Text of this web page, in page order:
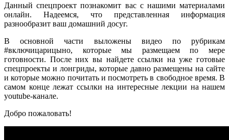
Данный спецпроект познакомит вас с нашими материалами
онлайн. Надеемся, что представленная информация
разнообразит ваш домашний досуг.
В основной части выложены видео по рубрикам
#включицарицыно, которые мы размещаем по мере
готовности. После них вы найдете ссылки на уже готовые
спецпроекты и лонгриды, которые давно размещены на сайте
и которые можно почитать и посмотреть в свободное время. В
самом конце лежат ссылки на интересные лекции на нашем
youtube-канале.
Добро пожаловать!